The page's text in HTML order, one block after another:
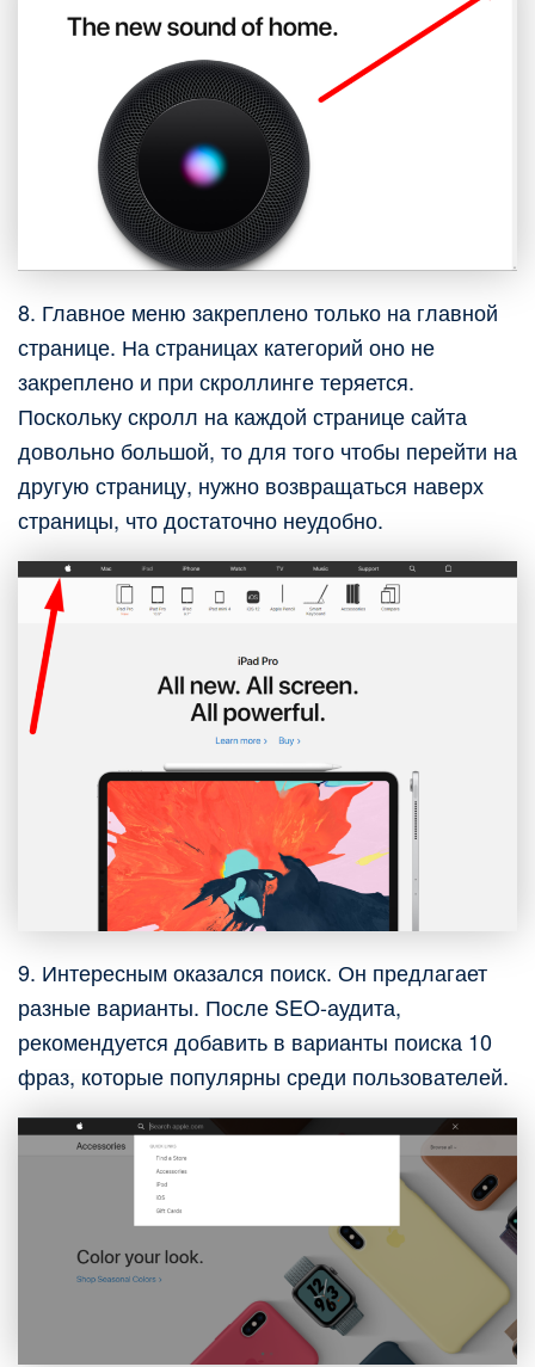
8. Главное меню закреплено только на главной
странице. На страницах категорий оно не
закреплено и при скроллинге теряется.
Поскольку скролл на каждой странице сайта
довольно большой, то для того чтобы перейти на
другую страницу, нужно возвращаться наверх
страницы, что достаточно неудобно.
9. Интересным оказался поиск. Он предлагает
разные варианты. После SEO-аудита,
рекомендуется добавить в варианты поиска 10
фраз, которые популярны среди пользователей.